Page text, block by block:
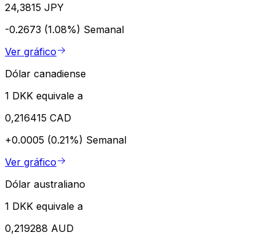
24,3815 JPY
-0.2673 (1.08%) Semanal
Ver gráfico
Dólar canadiense
1 DKK equivale a
0,216415 CAD
+0.0005 (0.21%) Semanal
Ver gráfico
Dólar australiano
1 DKK equivale a
0,219288 AUD